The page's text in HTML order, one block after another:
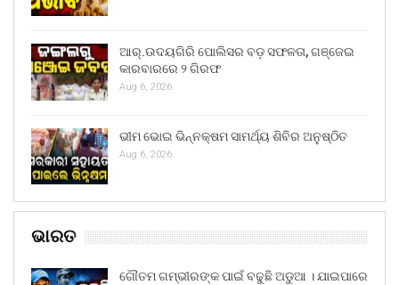
ଆର୍.ଉଦୟଗିରି ପୋଲିସର ବଡ଼ ସଫଳତା, ଗଞ୍ଜେଇ
କାରବାରରେ ୨ ଗିରଫ
Aug 6, 2026
ଭୀମ ଭୋଇ ଭିନ୍ନକ୍ଷମ ସାମର୍ଥ୍ୟ ଶିବିର ଅନୁଷ୍ଠିତ
Aug 6, 2026
ଭାରତ
ଗୌତମ ଗମ୍ଭୀରଙ୍କ ପାଇଁ ବଢୁଛି ଅଡୁଆ । ଯାଇପାରେ